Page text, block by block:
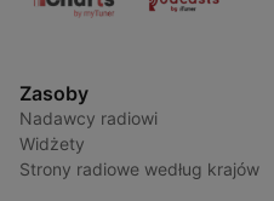
Zasoby
Nadawcy radiowi
Widżety
Strony radiowe według krajów